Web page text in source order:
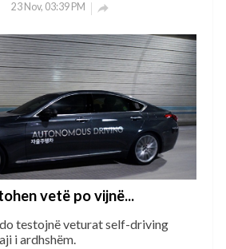
23 Nov, 03:39 PM 
vetë po vijnë...
testojnë veturat self-driving
i ardhshëm.